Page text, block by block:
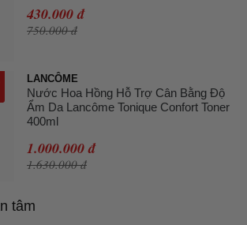
430.000 đ
750.000 đ
LANCÔME
Nước Hoa Hồng Hỗ Trợ Cân Bằng Độ
Ẩm Da Lancôme Tonique Confort Toner
400ml
1.000.000 đ
1.630.000 đ
tâm